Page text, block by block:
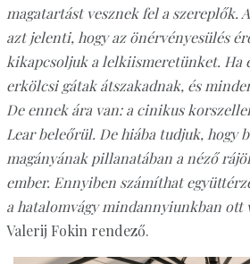
magatartást vesznek fel a szereplők.
azt jelenti, hogy az önérvényesülés
kikapcsoljuk a lelkiismeretünket. Ha
erkölcsi gátak átszakadnak, és
De ennek ára van: a cinikus
Lear beleőrül. De hiába tudjuk, hogy
magányának pillanatában a néző
ember. Ennyiben számíthat
a hatalomvágy mindannyiunkban ott
Valerij Fokin rendező.